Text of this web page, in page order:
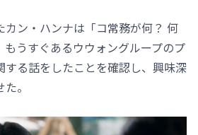
カン・ハンナは「コ常務が何？ 何
もうすぐあるウウォングループのプ
する話をしたことを確認し、興味深
。